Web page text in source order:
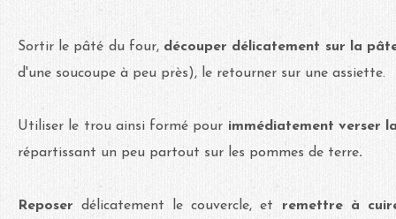
Sortir le pâté du four, découper délicatement sur la
d'une soucoupe à peu près), le retourner sur une assiette.
Utiliser le trou ainsi formé pour immédiatement verser
répartissant un peu partout sur les pommes de terre.
Reposerdélicatement le couvercle, et remettre à